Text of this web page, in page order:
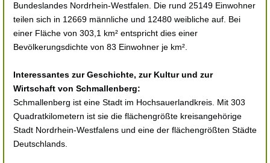
Bundeslandes Nordrhein-Westfalen. Die rund 25149 Einwohner
teilen sich in 12669 männliche und 12480 weibliche auf. Bei
einer Fläche von 303,1 km² entspricht dies einer
Bevölkerungsdichte von 83 Einwohner je km².
Interessantes zur Geschichte, zur Kultur und zur
Wirtschaft von Schmallenberg:
Schmallenberg ist eine Stadt im Hochsauerlandkreis. Mit 303
Quadratkilometern ist sie die flächengrößte kreisangehörige
Stadt Nordrhein-Westfalens und eine der flächengrößten Städte
Deutschlands.